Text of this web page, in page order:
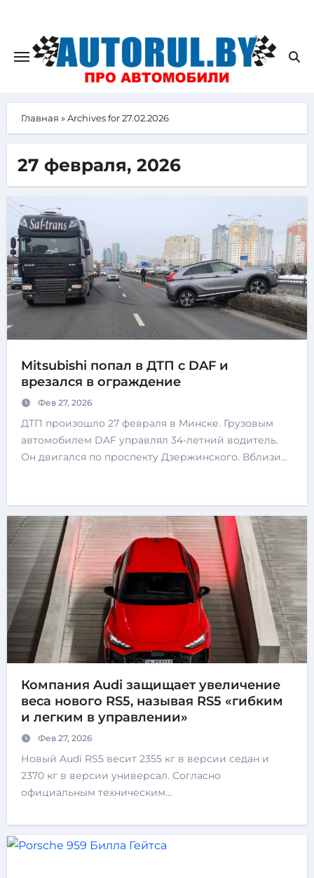
Главная »Archives for 27.02.2026
27 февраля, 2026
Mitsubishi попал в ДТП с DAF и
врезался в ограждение
Фев 27, 2026
ДТП произошло 27 февраля в Минске. Грузовым
автомобилем DAF управлял 34-летний водитель.
Он двигался по проспекту Дзержинского. Вблизи…
Компания Audi защищает увеличение
веса нового RS5, называя RS5 «гибким
и легким в управлении»
Фев 27, 2026
Новый Audi RS5 весит 2355 кг в версии седан и
2370 кг в версии универсал. Согласно
официальным техническим…